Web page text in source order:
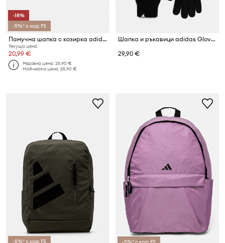
-18%
-5%* с код: FS
Памучна шапка с козирка adidas
Текуща цена:
20,99 €
Редовна цена:25,90 €
Най-ниска цена:25,90 €
Шапка и ръкавици adidas Glove Beanie
29,90 €
-5%* с код: FS